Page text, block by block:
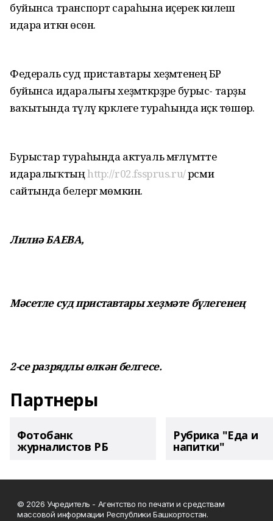
буйынса транспорт сараһына иҫерек килеш
идара иткән өсөн.
Федераль суд приставтары хеҙмәтенең БР
буйынса идаралығы хеҙмәткәрҙәре бурыс- тарҙы
ваҡытында түләү кәрәклеге тураһында иҫкә төшөрә.
Бурыстар тураһында актуаль мәғлүмәтте
идаралыҡтыңhttp://r02.fssprus.ru/рәсми
сайтында белергә мөмкин.
Лилиә БАЕВА,
Мәсетле суд приставтары хеҙмәте бүлегенең
2-се разрядлы өлкән белгесе.
Партнеры
Фотобанк
журналистов РБ
Рубрика "Еда и
напитки"
© 2026 Учредитель - Агентство по печати и средствам
массовой информации Республики Башкортостан.